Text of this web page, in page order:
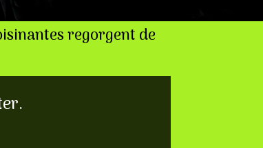
regorgent de